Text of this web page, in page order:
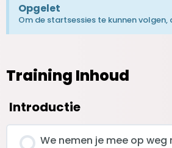
Opgelet
Om de startsessies te kunnen
Training Inhoud
Introductie
We nemen je mee op weg